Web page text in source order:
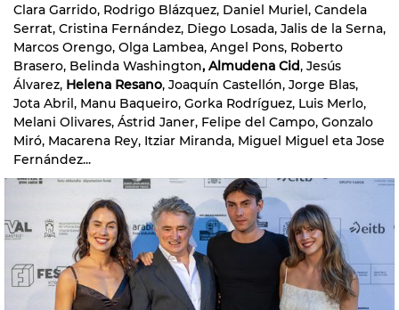
Clara Garrido, Rodrigo Blázquez, Daniel Muriel, Candela
Serrat, Cristina Fernández, Diego Losada, Jalis de la Serna,
Marcos Orengo, Olga Lambea, Angel Pons, Roberto
Brasero, Belinda Washington, Almudena Cid, Jesús
Álvarez, Helena Resano, Joaquín Castellón, Jorge Blas,
Jota Abril, Manu Baqueiro, Gorka Rodríguez, Luis Merlo,
Melani Olivares, Ástrid Janer, Felipe del Campo, Gonzalo
Miró, Macarena Rey, Itziar Miranda, Miguel Miguel eta Jose
Fernández...